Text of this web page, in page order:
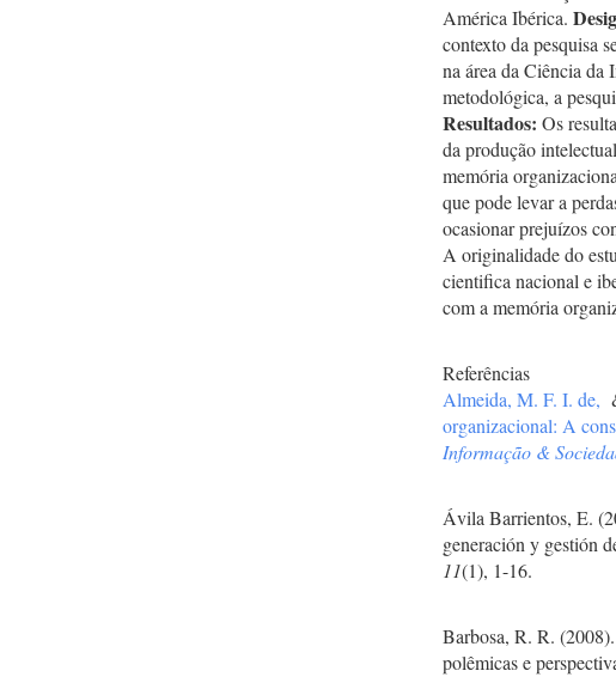
América Ibérica.
contexto da pesquisa
na área da Ciência da
metodológica, a
Resultados: Os
da produção
memória
que pode levar a
ocasionar prejuízos
A originalidade do
cientifica nacional e
com a memória
Referências
Almeida, M. F. I. de,
organizacional: A
Informação &
Ávila Barrientos, E.
generación y gestión
11(1), 1-16.
Barbosa, R. R.
polêmicas e